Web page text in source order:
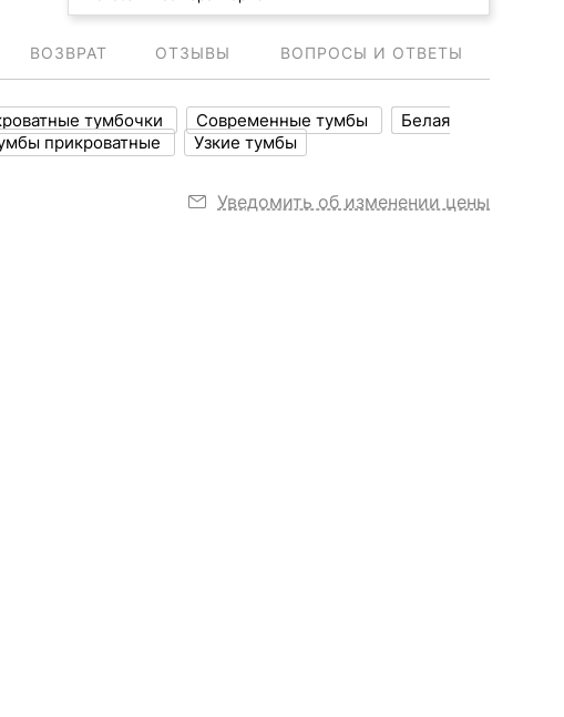
ВОЗВРАТ ОТЗЫВЫ ВОПРОСЫ И ОТВЕТЫ
тумбочки Современные тумбы
Белая
прикроватные Узкие тумбы
Уведомить об изменении цены